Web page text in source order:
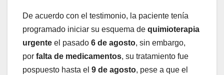
De acuerdo con el testimonio, la paciente tenía
programado iniciar su esquema de quimioterapia
urgente el pasado 6 de agosto, sin embargo,
por falta de medicamentos, su tratamiento fue
pospuesto hasta el 9 de agosto, pese a que el